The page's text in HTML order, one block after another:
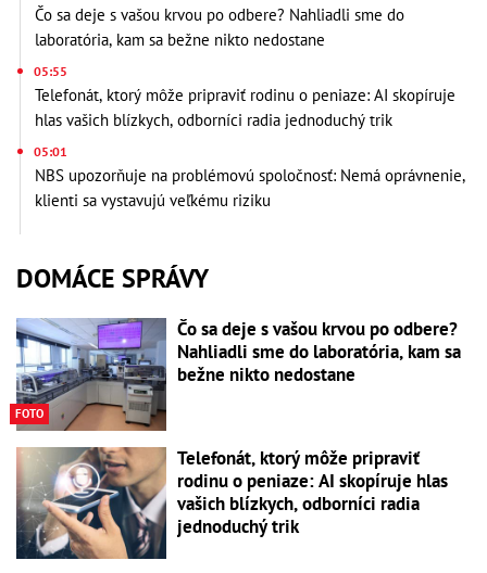
Čo sa deje s vašou krvou po odbere? Nahliadli sme do
laboratória, kam sa bežne nikto nedostane
05:55
Telefonát, ktorý môže pripraviť rodinu o peniaze: AI skopíruje
hlas vašich blízkych, odborníci radia jednoduchý trik
05:01
NBS upozorňuje na problémovú spoločnosť: Nemá oprávnenie,
klienti sa vystavujú veľkému riziku
DOMÁCE SPRÁVY
FOTO
Čo sa deje s vašou krvou po odbere?
Nahliadli sme do laboratória, kam sa
bežne nikto nedostane
Telefonát, ktorý môže pripraviť
rodinu o peniaze: AI skopíruje hlas
vašich blízkych, odborníci radia
jednoduchý trik